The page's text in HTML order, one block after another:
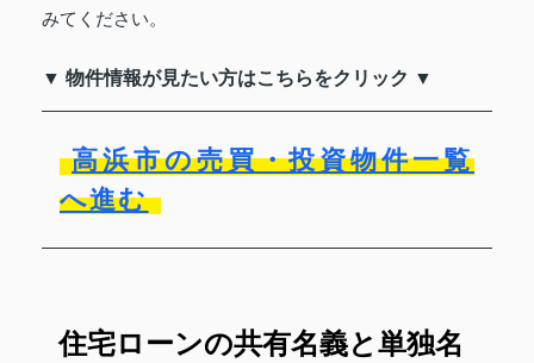
みてください。
▼ 物件情報が見たい方はこちらをクリック ▼
高浜市の売買・投資物件一覧
へ進む
住宅ローンの共有名義と単独名